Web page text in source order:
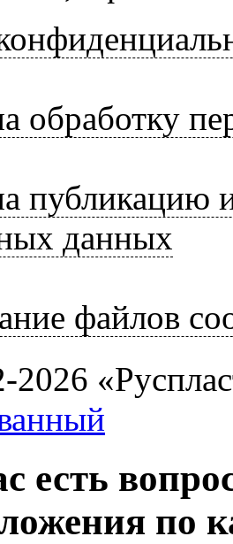
обработку
публикацию
данных
файлов
2026
есть
по